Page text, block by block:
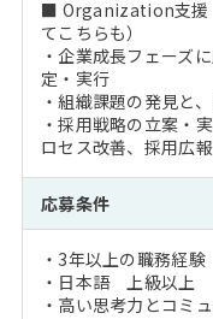
■ Organization支援
てこちらも）
・企業成長フェーズ
定・実行
・組織課題の発見と
・採用戦略の立案・
ロセス改善、採用広
応募条件
・3年以上の職務経験
・日本語 上級以上
・高い思考力とコミ